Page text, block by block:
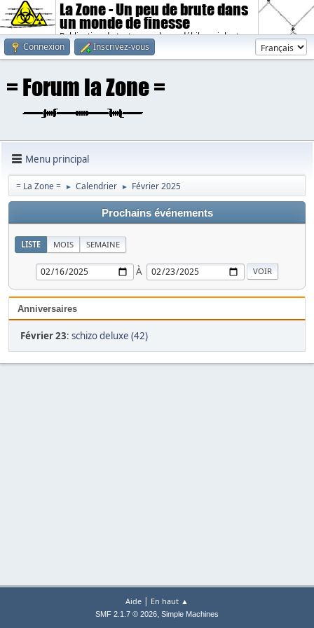
La Zone - Un peu de brute dans
un monde de finesse
Publication de textes sombres, débiles, violents.
Connexion
Inscrivez-vous
Menu principal
= La Zone = ► Calendrier ► Février 2025
Prochains événements
LISTE MOIS SEMAINE
À
Anniversaires
Février 23: schizo deluxe (42)
Aide | En haut ▲
SMF 2.1.7 © 2026, Simple Machines